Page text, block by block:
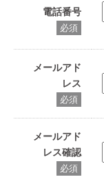
電話番号
必須
メールアド
レス
必須
メールアド
レス確認
必須